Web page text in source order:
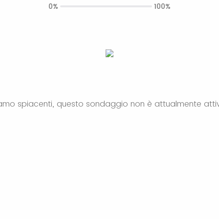
spiacenti, questo sondaggio non è attualmente
0% 100%